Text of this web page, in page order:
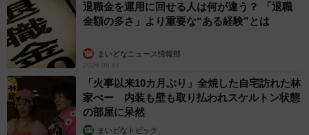
退職金を運用に回せる人は何が違う？ 「退職
金額の多さ」より重要な“ある経験”とは
まいどなニュース情報部
2026.08.07
「火事以来10カ月ぶり」全焼した自宅訪れた林
家ぺー 内装も壁も取り払われスケルトン状態
の部屋に呆然
まいどなトピック